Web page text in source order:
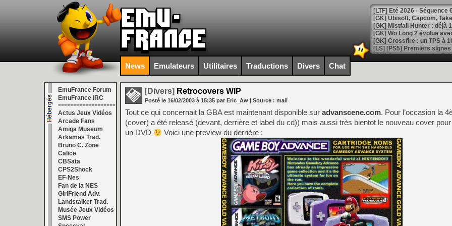
[LTF] Eté 2026 - Séquence
[GK] Mistfall Hunter : déjà
[GK] Wo Long 2 évolue
[GK] Crossfire : un TPS à
[LS] [PS5] Premiers
[Mo5] DOOM arrive en
[GK] Bethesda fête les 30
[GK] Roblox : l'action en
[GK] Agenda - GeForce
[GK] Devolver Digital en a
[LS] [PS5] ps5-y2jb-
[GK] Pourquoi Marvel
[GK] Test : Restory : Chill
[GK] GTA 6 : Rockstar
[GK] Hot Wheels Infinite
[GK] Mémoire cash -
[GK] Résultats Nintendo :
News Emulateurs Utilitaires Traductions Divers Chat
EmuFrance Forum
EmuFrance IRC
===================
Actus Jeux Vidéos
Arcade Fans
Amiga Museum
Arkames Trad.
Bruno C. Zone
Calice
CBSata
CPS2Shock
EF-Nes
Fan de la NES
GirlFriend Adv.
Landstalker Trad.
Musée Jeux Vidéos
SMS Power
[Divers] Retrocovers WIP
Posté le 16/02/2003 à 15:35 par Eric_Aw | Source : mail
Tout ce qui concernait la GBA est maintenant disponible sur advanscene.com. Pour l’occasion la
(cover) a été releasé (devant, derrière et label du cd)) mais aussi très bientot le nouveau cover
un DVD
Voici une preview du derrière :